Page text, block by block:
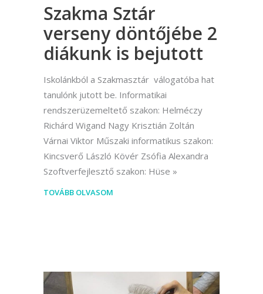
Szakma Sztár
verseny döntőjébe 2
diákunk is bejutott
Iskolánkból a Szakmasztár válogatóba hat
tanulónk jutott be. Informatikai
rendszerüzemeltető szakon: Helméczy
Richárd Wigand Nagy Krisztián Zoltán
Várnai Viktor Műszaki informatikus szakon:
Kincsverő László Kövér Zsófia Alexandra
Szoftverfejlesztő szakon: Hüse
TOVÁBB OLVASOM